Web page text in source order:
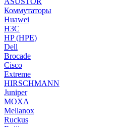
Коммутаторы
Huawei
H3C
HP (HPE)
Dell
Brocade
Cisco
Extreme
HIRSCHMANN
Juniper
MOXA
Mellanox
Ruckus